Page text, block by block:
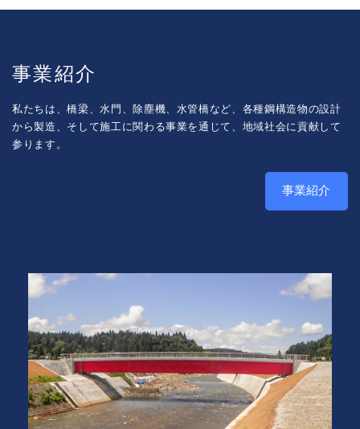
事業紹介
私たちは、橋梁、水門、除塵機、水管橋など、各種鋼構造物の設計
から製造、そして施工に関わる事業を通じて、地域社会に貢献して
参ります。
事業紹介